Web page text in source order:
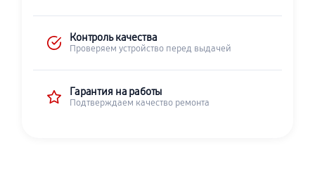
Контроль качества
Проверяем устройство перед выдачей
Гарантия на работы
Подтверждаем качество ремонта